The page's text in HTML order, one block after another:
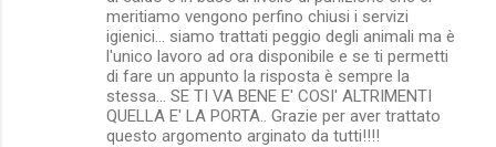
meritiamo vengono perfino chiusi i servizi
igienici... siamo trattati peggio degli animali ma è
l'unico lavoro ad ora disponibile e se ti permetti
di fare un appunto la risposta è sempre la
stessa... SE TI VA BENE E' COSI' ALTRIMENTI
QUELLA E' LA PORTA.. Grazie per aver trattato
questo argomento arginato da tutti!!!!